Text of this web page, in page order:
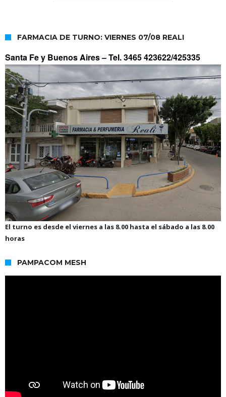
FARMACIA DE TURNO: VIERNES 07/08 REALI
Santa Fe y Buenos Aires –Tel. 3465 423622/425335
El turno es desde el viernes a las 8.00 hasta el sábado a las 8.00
horas
PAMPACOM MESH